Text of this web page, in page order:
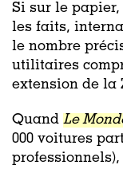
Si sur le
les faits,
le nombre
utilitaires
extension de la
Quand Le
000 voitures